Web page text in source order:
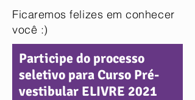
Ficaremos felizes em conhecer
você :)
Participe do processo
seletivo para Curso Pré-
vestibular ELIVRE 2021